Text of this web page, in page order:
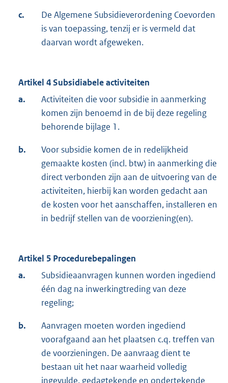
c.
De Algemene Subsidieverordening Coevorden
is van toepassing, tenzij er is vermeld dat
daarvan wordt afgeweken.
Artikel 4 Subsidiabele activiteiten
a.
Activiteiten die voor subsidie in aanmerking
komen zijn benoemd in de bij deze regeling
behorende bijlage 1.
b.
Voor subsidie komen de in redelijkheid
gemaakte kosten (incl. btw) in aanmerking die
direct verbonden zijn aan de uitvoering van de
activiteiten, hierbij kan worden gedacht aan
de kosten voor het aanschaffen, installeren en
in bedrijf stellen van de voorziening(en).
Artikel 5 Procedurebepalingen
a.
Subsidieaanvragen kunnen worden ingediend
één dag na inwerkingtreding van deze
regeling;
b.
Aanvragen moeten worden ingediend
voorafgaand aan het plaatsen c.q. treffen van
de voorzieningen. De aanvraag dient te
bestaan uit het naar waarheid volledig
ingevulde, gedagtekende en ondertekende